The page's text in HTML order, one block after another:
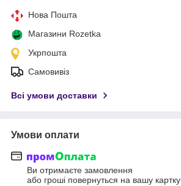
Нова Пошта
Магазини Rozetka
Укрпошта
Самовивіз
Всі умови доставки
Умови оплати
Ви отримаєте замовлення
або гроші повернуться на вашу картку